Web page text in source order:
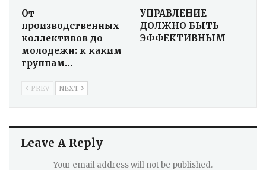
От
производственных
коллективов до
молодежи: к каким
группам…
УПРАВЛЕНИЕ
ДОЛЖНО БЫТЬ
ЭФФЕКТИВНЫМ
PREV NEXT
Leave A Reply
Your email address will not be published.